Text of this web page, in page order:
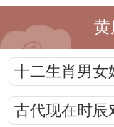
黄
十二生肖男女
古代现在时辰